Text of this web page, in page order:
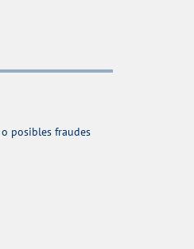
posibles fraudes